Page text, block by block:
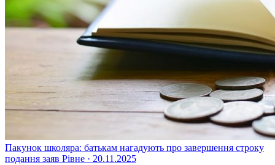
Пакунок школяра: батькам нагадують про завершення строку
подання заяв Рівне · 20.11.2025